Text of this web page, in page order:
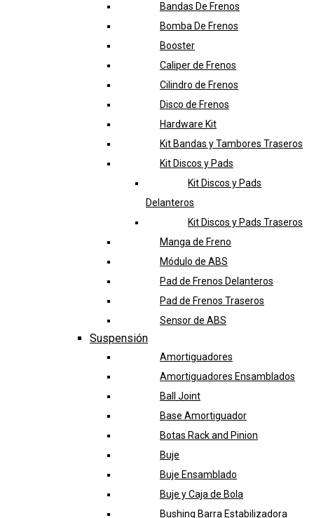
Bandas De Frenos
Bomba De Frenos
Booster
Caliper de Frenos
Cilindro de Frenos
Disco de Frenos
Hardware Kit
Kit Bandas y Tambores Traseros
Kit Discos y Pads
Kit Discos y Pads
Delanteros
Kit Discos y Pads Traseros
Manga de Freno
Módulo de ABS
Pad de Frenos Delanteros
Pad de Frenos Traseros
Sensor de ABS
Suspensión
Amortiguadores
Amortiguadores Ensamblados
Ball Joint
Base Amortiguador
Botas Rack and Pinion
Buje
Buje Ensamblado
Buje y Caja de Bola
Bushing Barra Estabilizadora